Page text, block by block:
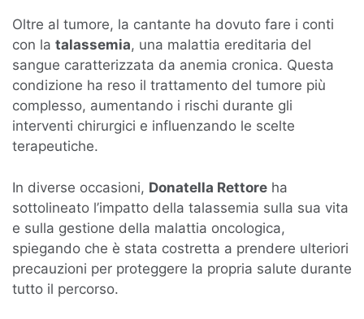
Oltre al tumore, la cantante ha dovuto fare i conti
con la talassemia, una malattia ereditaria del
sangue caratterizzata da anemia cronica. Questa
condizione ha reso il trattamento del tumore più
complesso, aumentando i rischi durante gli
interventi chirurgici e influenzando le scelte
terapeutiche.
In diverse occasioni, Donatella Rettore ha
sottolineato l’impatto della talassemia sulla sua vita
e sulla gestione della malattia oncologica,
spiegando che è stata costretta a prendere ulteriori
precauzioni per proteggere la propria salute durante
tutto il percorso.